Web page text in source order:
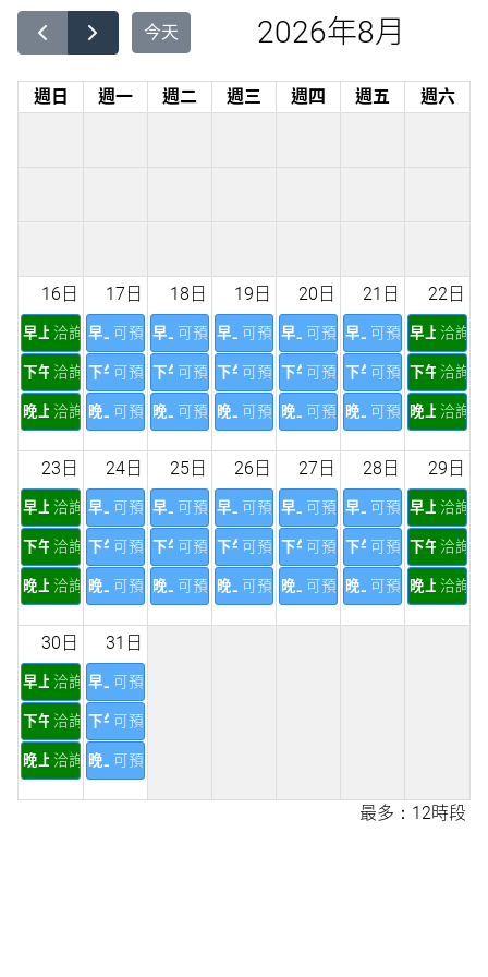
今天 2026年8月
週日 週一 週二 週三 週四 週五 週六
16日
早上 洽詢
下午 洽詢
晚上 洽詢
17日
早上可預訂
下午可預訂
晚上可預訂
18日
早上可預訂
下午可預訂
晚上可預訂
19日
早上可預訂
下午可預訂
晚上可預訂
20日
早上可預訂
下午可預訂
晚上可預訂
21日
早上可預訂
下午可預訂
晚上可預訂
22日
早上 洽詢
下午 洽詢
晚上 洽詢
23日
早上 洽詢
下午 洽詢
晚上 洽詢
24日
早上可預訂
下午可預訂
晚上可預訂
25日
早上可預訂
下午可預訂
晚上可預訂
26日
早上可預訂
下午可預訂
晚上可預訂
27日
早上可預訂
下午可預訂
晚上可預訂
28日
早上可預訂
下午可預訂
晚上可預訂
29日
早上 洽詢
下午 洽詢
晚上 洽詢
30日
早上 洽詢
下午 洽詢
晚上 洽詢
31日
早上可預訂
下午可預訂
晚上可預訂
最多：12時段